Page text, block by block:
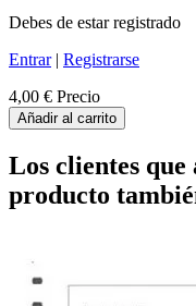
Debes de estar registrado
Entrar| Registrarse
4,00 € Precio
Añadir al carrito
Los clientes
producto